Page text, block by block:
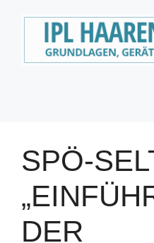
SPÖ-
DER